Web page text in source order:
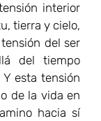
interior
tierra y cielo,
del ser
del tiempo
esta tensión
de la vida en
hacia sí